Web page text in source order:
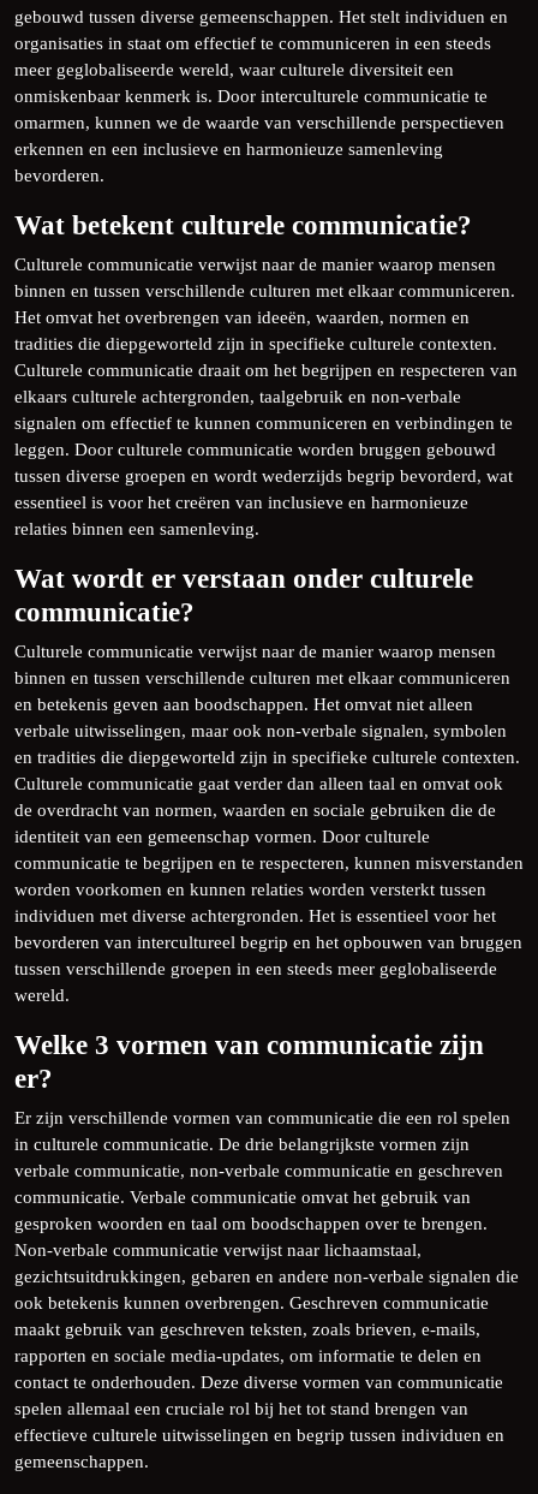
gebouwd tussen diverse gemeenschappen. Het stelt individuen en
organisaties in staat om effectief te communiceren in een steeds
meer geglobaliseerde wereld, waar culturele diversiteit een
onmiskenbaar kenmerk is. Door interculturele communicatie te
omarmen, kunnen we de waarde van verschillende perspectieven
erkennen en een inclusieve en harmonieuze samenleving
bevorderen.
Wat betekent culturele communicatie?
Culturele communicatie verwijst naar de manier waarop mensen
binnen en tussen verschillende culturen met elkaar communiceren.
Het omvat het overbrengen van ideeën, waarden, normen en
tradities die diepgeworteld zijn in specifieke culturele contexten.
Culturele communicatie draait om het begrijpen en respecteren van
elkaars culturele achtergronden, taalgebruik en non-verbale
signalen om effectief te kunnen communiceren en verbindingen te
leggen. Door culturele communicatie worden bruggen gebouwd
tussen diverse groepen en wordt wederzijds begrip bevorderd, wat
essentieel is voor het creëren van inclusieve en harmonieuze
relaties binnen een samenleving.
Wat wordt er verstaan ​​onder culturele
communicatie?
Culturele communicatie verwijst naar de manier waarop mensen
binnen en tussen verschillende culturen met elkaar communiceren
en betekenis geven aan boodschappen. Het omvat niet alleen
verbale uitwisselingen, maar ook non-verbale signalen, symbolen
en tradities die diepgeworteld zijn in specifieke culturele contexten.
Culturele communicatie gaat verder dan alleen taal en omvat ook
de overdracht van normen, waarden en sociale gebruiken die de
identiteit van een gemeenschap vormen. Door culturele
communicatie te begrijpen en te respecteren, kunnen misverstanden
worden voorkomen en kunnen relaties worden versterkt tussen
individuen met diverse achtergronden. Het is essentieel voor het
bevorderen van intercultureel begrip en het opbouwen van bruggen
tussen verschillende groepen in een steeds meer geglobaliseerde
wereld.
Welke 3 vormen van communicatie zijn
er?
Er zijn verschillende vormen van communicatie die een rol spelen
in culturele communicatie. De drie belangrijkste vormen zijn
verbale communicatie, non-verbale communicatie en geschreven
communicatie. Verbale communicatie omvat het gebruik van
gesproken woorden en taal om boodschappen over te brengen.
Non-verbale communicatie verwijst naar lichaamstaal,
gezichtsuitdrukkingen, gebaren en andere non-verbale signalen die
ook betekenis kunnen overbrengen. Geschreven communicatie
maakt gebruik van geschreven teksten, zoals brieven, e-mails,
rapporten en sociale media-updates, om informatie te delen en
contact te onderhouden. Deze diverse vormen van communicatie
spelen allemaal een cruciale rol bij het tot stand brengen van
effectieve culturele uitwisselingen en begrip tussen individuen en
gemeenschappen.